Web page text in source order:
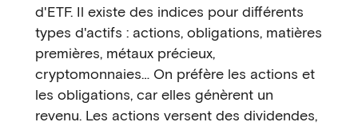
d'ETF. Il existe des indices pour différents
types d'actifs : actions, obligations, matières
premières, métaux précieux,
cryptomonnaies… On préfère les actions et
les obligations, car elles génèrent un
revenu. Les actions versent des dividendes,